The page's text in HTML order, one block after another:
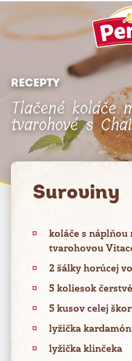
RECEPTY
Tlačené koláče
tvarohové s
Suroviny
koláče s náplňou
tvarohovou
2 šálky horúcej
5 koliesok
5 kusov celej
lyžička
lyžička klinčeka